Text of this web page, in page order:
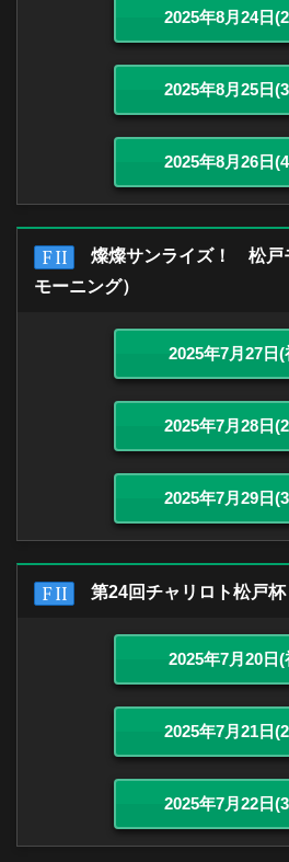
2025年8月24日
2025年8月25日
2025年8月26日
燦燦サンライズ！ 松戸
モーニング）
2025年7月27日(
2025年7月28日
2025年7月29日
第24回チャリロト松戸杯
2025年7月20日(
2025年7月21日
2025年7月22日